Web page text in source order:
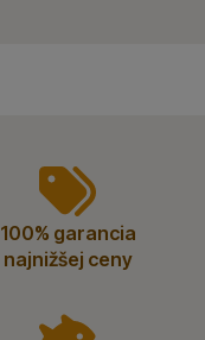
100% garancia
najnižšej ceny